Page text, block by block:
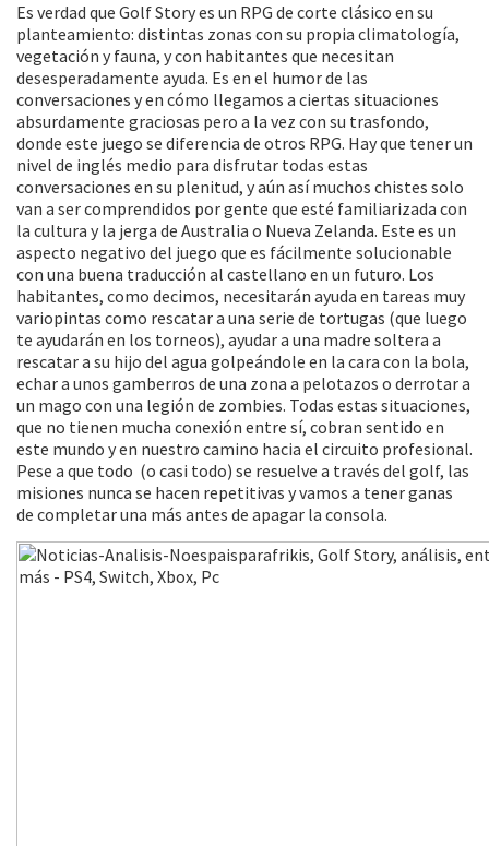
Es verdad que Golf Story es un RPG de corte clásico en su
planteamiento: distintas zonas con su propia climatología,
vegetación y fauna, y con habitantes que necesitan
desesperadamente ayuda. Es en el humor de las
conversaciones y en cómo llegamos a ciertas situaciones
absurdamente graciosas pero a la vez con su trasfondo,
donde este juego se diferencia de otros RPG. Hay que tener un
nivel de inglés medio para disfrutar todas estas
conversaciones en su plenitud, y aún así muchos chistes solo
van a ser comprendidos por gente que esté familiarizada con
la cultura y la jerga de Australia o Nueva Zelanda. Este es un
aspecto negativo del juego que es fácilmente solucionable
con una buena traducción al castellano en un futuro. Los
habitantes, como decimos, necesitarán ayuda en tareas muy
variopintas como rescatar a una serie de tortugas (que luego
te ayudarán en los torneos), ayudar a una madre soltera a
rescatar a su hijo del agua golpeándole en la cara con la bola,
echar a unos gamberros de una zona a pelotazos o derrotar a
un mago con una legión de zombies. Todas estas situaciones,
que no tienen mucha conexión entre sí, cobran sentido en
este mundo y en nuestro camino hacia el circuito profesional.
Pese a que todo (o casi todo) se resuelve a través del golf, las
misiones nunca se hacen repetitivas y vamos a tener ganas
de completar una más antes de apagar la consola.